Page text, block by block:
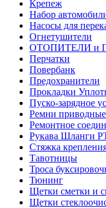
Крепеж
Набор
Насосы для
Огнетушители
ОТОПИТЕЛИ и
Перчатки
Повербанк
Предохранители
Прокладки
Пуско-зарядное
Ремни приводные
Ремонтное
Рукава Шланги
Стяжка
Тавотницы
Троса
Тюнинг
Щетки сметки и
Щетки